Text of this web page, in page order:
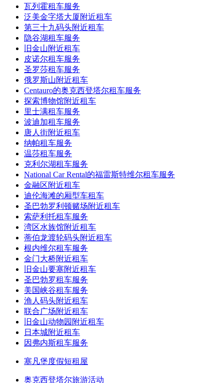
瓦列霍租车服务
泛美金字塔大厦附近租车
第三十九码头附近租车
隐谷湖租车服务
旧金山附近租车
皮诺尔租车服务
圣罗莎租车服务
俄罗斯山附近租车
Centauro的奥克西登塔尔租车服务
探索博物馆附近租车
里士满租车服务
波迪加租车服务
唐人街附近租车
纳帕租车服务
温莎租车服务
克利尔湖租车服务
National Car Rental的福雷斯特维尔租车服务
金融区附近租车
迪伦海滩的厢型车租车
圣巴勃罗利顿赌场附近租车
索萨利托租车服务
湾区水族馆附近租车
蒂伯龙渡轮码头附近租车
根内维尔租车服务
金门大桥附近租车
旧金山要塞附近租车
圣巴勃罗租车服务
美国峡谷租车服务
渔人码头附近租车
联合广场附近租车
旧金山动物园附近租车
日本城附近租车
因弗内斯租车服务
塞凡堡度假短租屋
奥克西登塔尔旅游活动